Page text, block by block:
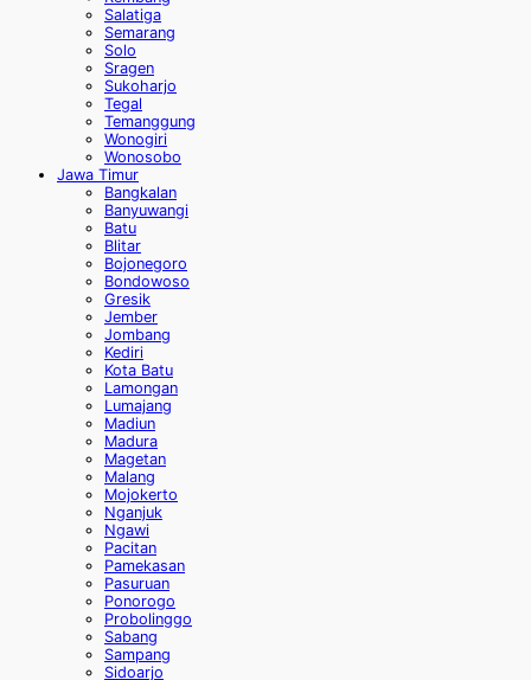
Salatiga
Semarang
Solo
Sragen
Sukoharjo
Tegal
Temanggung
Wonogiri
Wonosobo
Jawa Timur
Bangkalan
Banyuwangi
Batu
Blitar
Bojonegoro
Bondowoso
Gresik
Jember
Jombang
Kediri
Kota Batu
Lamongan
Lumajang
Madiun
Madura
Magetan
Malang
Mojokerto
Nganjuk
Ngawi
Pacitan
Pamekasan
Pasuruan
Ponorogo
Probolinggo
Sabang
Sampang
Sidoarjo